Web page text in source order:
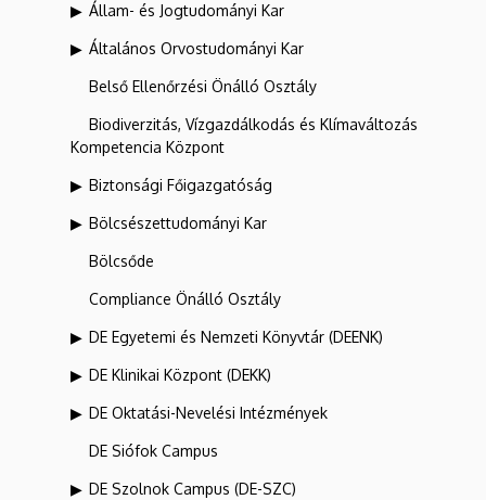
Állam- és Jogtudományi Kar
Általános Orvostudományi Kar
Belső Ellenőrzési Önálló Osztály
Biodiverzitás, Vízgazdálkodás és Klímaváltozás
Kompetencia Központ
Biztonsági Főigazgatóság
Bölcsészettudományi Kar
Bölcsőde
Compliance Önálló Osztály
DE Egyetemi és Nemzeti Könyvtár (DEENK)
DE Klinikai Központ (DEKK)
DE Oktatási-Nevelési Intézmények
DE Siófok Campus
DE Szolnok Campus (DE-SZC)